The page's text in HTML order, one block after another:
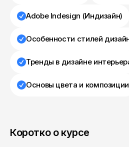
Adobe Indesign (Индизайн)
Особенности стилей
Тренды в дизайне
Основы цвета и композиции
Коротко о курсе